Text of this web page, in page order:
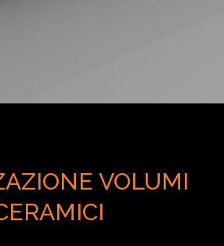
VOLUMI